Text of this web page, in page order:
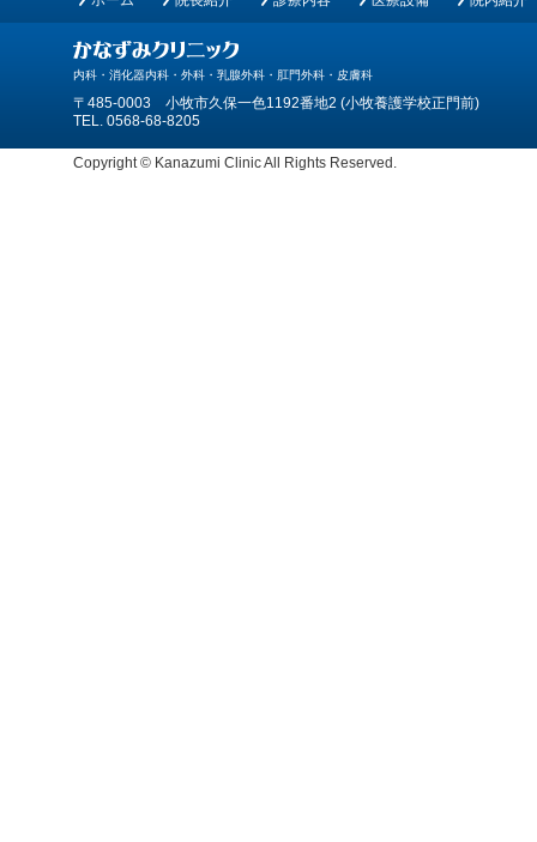
内科・消化器内科・外科・乳腺外科・肛門外科・皮膚科
〒485-0003 小牧市久保一色1192番地2 (小牧養護学校正門前)
TEL. 0568-68-8205
Copyright © Kanazumi Clinic All Rights Reserved.